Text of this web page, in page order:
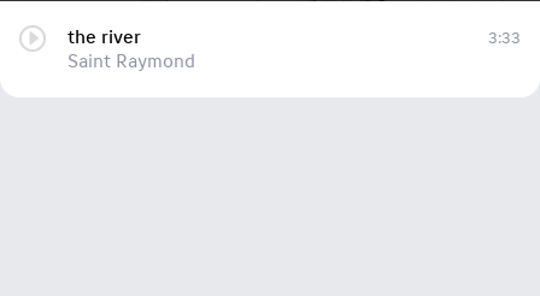
the river
Saint Raymond
3:33